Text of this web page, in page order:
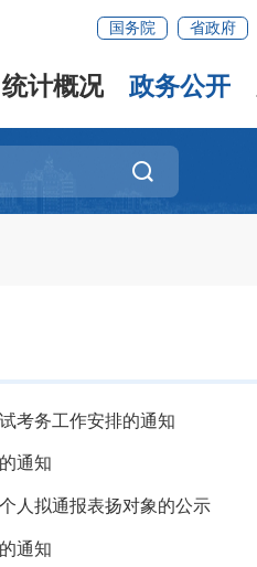
国务院 省政府
统计概况 政务公开
考务工作安排的通知
通知
人拟通报表扬对象的公示
通知